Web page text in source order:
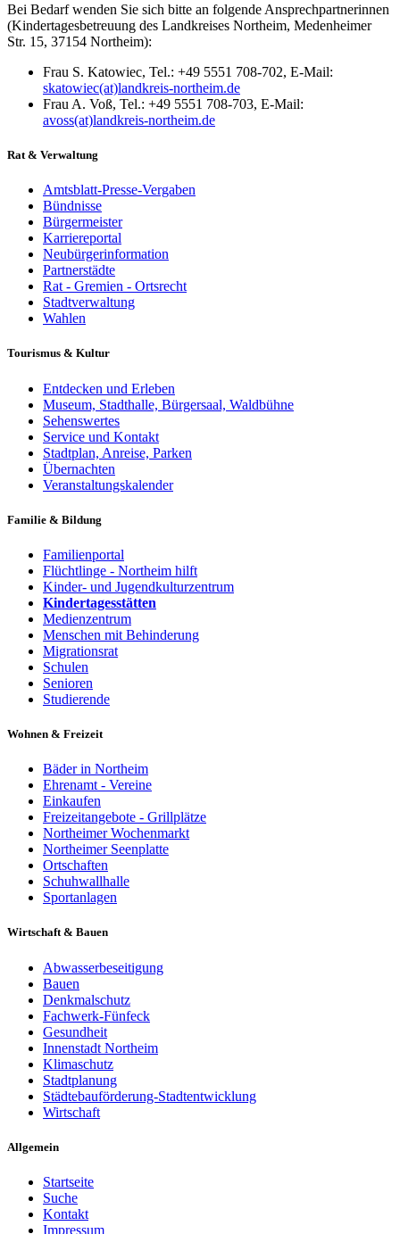
Bei Bedarf wenden Sie sich bitte an folgende Ansprechpartnerinnen
(Kindertagesbetreuung des Landkreises Northeim, Medenheimer
Str. 15, 37154 Northeim):
Frau S. Katowiec, Tel.: +49 5551 708-702, E-Mail:
skatowiec(at)landkreis-northeim.de
Frau A. Voß, Tel.: +49 5551 708-703, E-Mail:
avoss(at)landkreis-northeim.de
Rat & Verwaltung
Amtsblatt-Presse-Vergaben
Bündnisse
Bürgermeister
Karriereportal
Neubürgerinformation
Partnerstädte
Rat - Gremien - Ortsrecht
Stadtverwaltung
Wahlen
Tourismus & Kultur
Entdecken und Erleben
Museum, Stadthalle, Bürgersaal, Waldbühne
Sehenswertes
Service und Kontakt
Stadtplan, Anreise, Parken
Übernachten
Veranstaltungskalender
Familie & Bildung
Familienportal
Flüchtlinge - Northeim hilft
Kinder- und Jugendkulturzentrum
Kindertagesstätten
Medienzentrum
Menschen mit Behinderung
Migrationsrat
Schulen
Senioren
Studierende
Wohnen & Freizeit
Bäder in Northeim
Ehrenamt - Vereine
Einkaufen
Freizeitangebote - Grillplätze
Northeimer Wochenmarkt
Northeimer Seenplatte
Ortschaften
Schuhwallhalle
Sportanlagen
Wirtschaft & Bauen
Abwasserbeseitigung
Bauen
Denkmalschutz
Fachwerk-Fünfeck
Gesundheit
Innenstadt Northeim
Klimaschutz
Stadtplanung
Städtebauförderung-Stadtentwicklung
Wirtschaft
Allgemein
Startseite
Suche
Kontakt
Impressum